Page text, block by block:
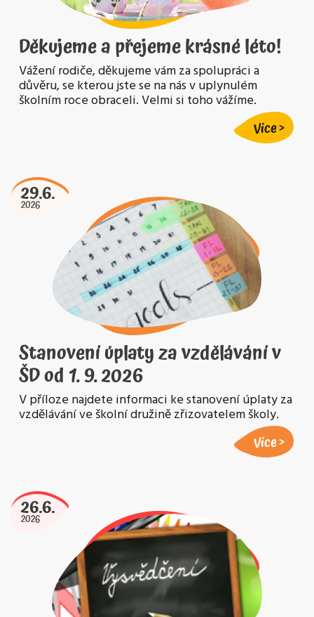
Děkujeme a přejeme krásné léto!
Vážení rodiče, děkujeme vám za spolupráci a
důvěru, se kterou jste se na nás v uplynulém
školním roce obraceli. Velmi si toho vážíme.
Více
29.6.
2026
Stanovení úplaty za vzdělávání v
ŠD od 1. 9. 2026
V příloze najdete informaci ke stanovení úplaty za
vzdělávání ve školní družině zřizovatelem školy.
Více
26.6.
2026